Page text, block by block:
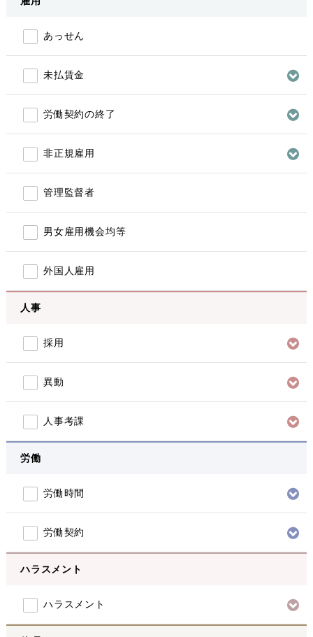
あっせん
未払賃金
労働契約の終了
非正規雇用
管理監督者
男女雇用機会均等
外国人雇用
人事
採用
異動
人事考課
労働
労働時間
労働契約
ハラスメント
ハラスメント